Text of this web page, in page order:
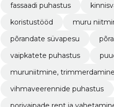
fassaadi puhastus
koristustööd
muru
põrandate süvapesu
vaipkatete puhastus
muruniitmine, trimmerdamine
vihmaveerennide puhastus